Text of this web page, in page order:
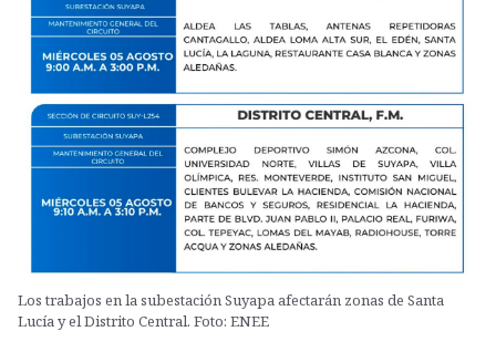
Los trabajos en la subestación Suyapa afectarán zonas de Santa
Lucía y el Distrito Central. Foto: ENEE